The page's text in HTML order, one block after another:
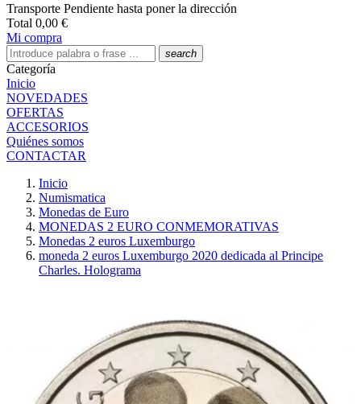
Transporte Pendiente hasta poner la dirección
Total 0,00 €
Mi compra
search
Categoría
Inicio
NOVEDADES
OFERTAS
ACCESORIOS
Quiénes somos
CONTACTAR
Inicio
Numismatica
Monedas de Euro
MONEDAS 2 EURO CONMEMORATIVAS
Monedas 2 euros Luxemburgo
moneda 2 euros Luxemburgo 2020 dedicada al Principe
Charles. Holograma